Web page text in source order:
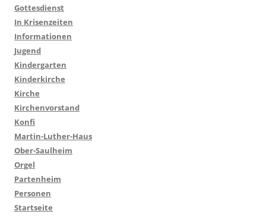
Gottesdienst
In Krisenzeiten
Informationen
Jugend
Kindergarten
Kinderkirche
Kirche
Kirchenvorstand
Konfi
Martin-Luther-Haus
Ober-Saulheim
Orgel
Partenheim
Personen
Startseite